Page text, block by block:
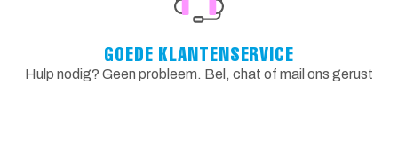
GOEDE KLANTENSERVICE
Hulp nodig? Geen probleem. Bel, chat of mail ons gerust